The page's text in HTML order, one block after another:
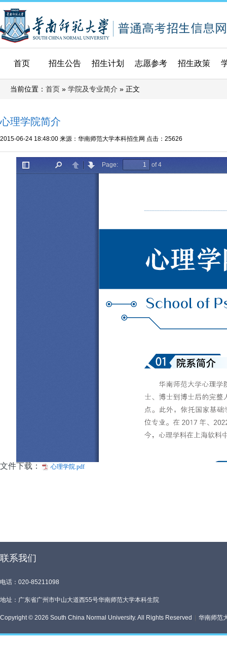
首页 招生公告 招生计划 志愿参考 招生政策
当前位置： 首页 » 学院及专业简介 » 正文
心理学院简介
2015-06-24 18:48:00 来源：华南师范大学本科招生网 点击： 25626
文件下载： 心理学院.pdf
联系我们
电话：020-85211098
地址：广东省广州市中山大道西55号华南师范大学本科生院
Copyright © 2026 South China Normal University. All Rights Reserved 华南师范